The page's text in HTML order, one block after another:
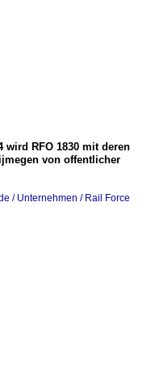
wird RFO 1830 mit deren
von offentlicher
/ Unternehmen / Rail Force